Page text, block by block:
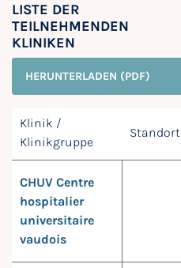
LISTE DER
TEILNEHMENDEN
KLINIKEN
HERUNTERLADEN (PDF)
Klinik /
Klinikgruppe
Standort
CHUV Centre
hospitalier
universitaire
vaudois